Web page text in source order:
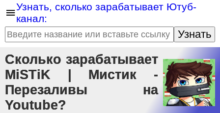
Узнать, сколько зарабатывает Ютуб-
канал:
Узнать
Сколько зарабатывает
MiSTiK | Мистик -
Перезаливы на
Youtube?